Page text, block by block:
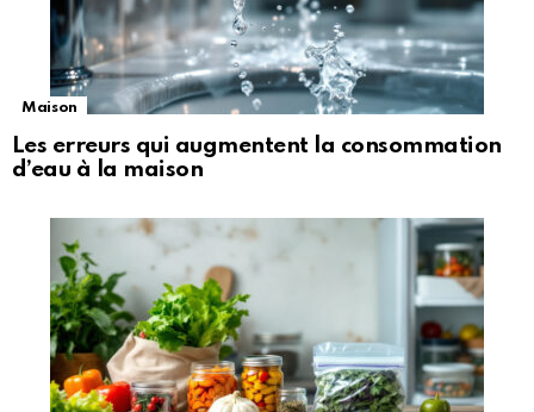
Maison
Les erreurs qui augmentent la consommation
d’eau à la maison